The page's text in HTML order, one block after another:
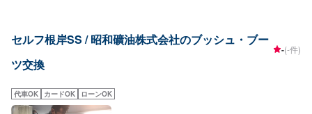
セルフ根岸SS / 昭和礦油株式会社のブッシュ・ブー
ツ交換
-(-件)
代車OK カードOK ローンOK